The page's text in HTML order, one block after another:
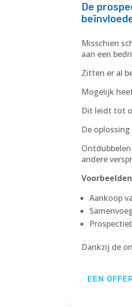
De
Misschien
aan een
Zitten er al
Mogelijk
Dit leidt tot
De
andere
Aankoop
Dankzij de
EEN